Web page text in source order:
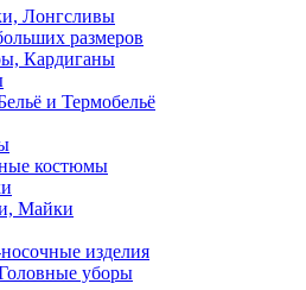
Лонгсливы
размеров
Кардиганы
и Термобельё
костюмы
Майки
изделия
уборы